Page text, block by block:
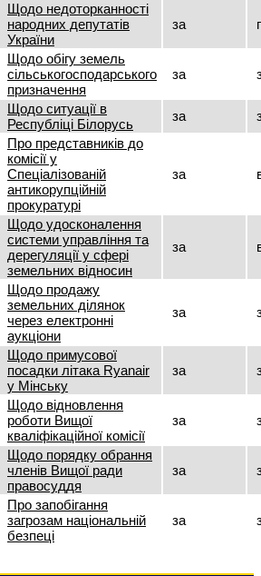
Щодо недоторканності
народних депутатів
України
за
Щодо обігу земель
сільськогосподарського
призначення
за
Щодо ситуації в
Республіці Білорусь
за
Про представників до
комісії у
Спеціалізованій
антикорупційній
прокуратурі
за
Щодо удосконалення
системи управління та
дерегуляції у сфері
земельних відносин
за
Щодо продажу
земельних ділянок
через електронні
аукціони
за
Щодо примусової
посадки літака Ryаnair
у Мінську
за
Щодо відновлення
роботи Вищої
кваліфікаційної комісії
за
Щодо порядку обрання
членів Вищої ради
правосуддя
за
Про запобігання
загрозам національній
безпеці
за